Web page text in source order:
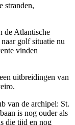
stranden,
de Atlantische
golf situatie nu
vinden
uitbreidingen van
van de archipel: St.
is nog ouder als
die tijd en nog